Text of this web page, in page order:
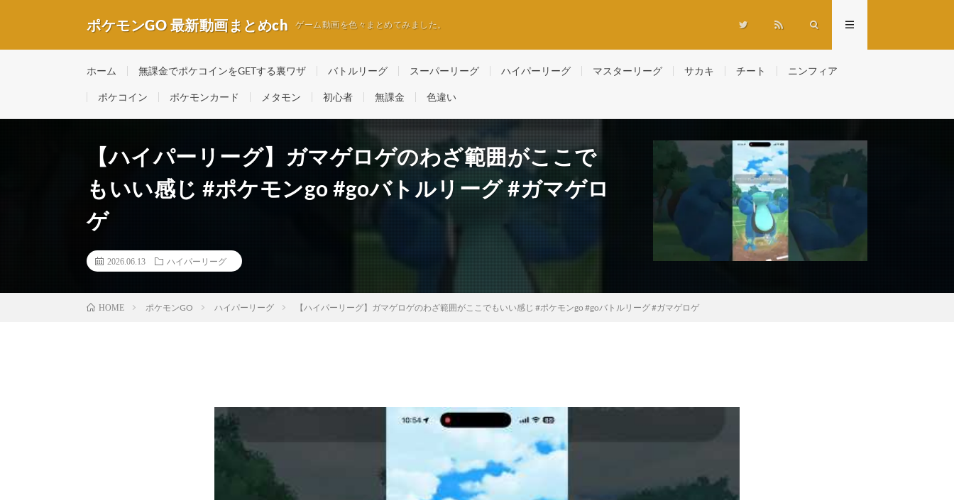
ポケモンGO 最新動画まとめch ゲーム動画を色々まとめてみました。
ホーム 無課金でポケコインをGETする裏ワザ バトルリーグ スーパーリーグ ハイパーリーグ マスターリーグ サカキ チート ニンフィア
ポケコイン ポケモンカード メタモン 初心者 無課金 色違い
【ハイパーリーグ】ガマゲロゲのわざ範囲がここで
もいい感じ #ポケモンgo #goバトルリーグ #ガマゲロ
ゲ
2026.06.13 ハイパーリーグ
HOME ポケモンGO ハイパーリーグ 【ハイパーリーグ】ガマゲロゲのわざ範囲がここでもいい感じ #ポケモンgo #goバトルリーグ #ガマゲロゲ